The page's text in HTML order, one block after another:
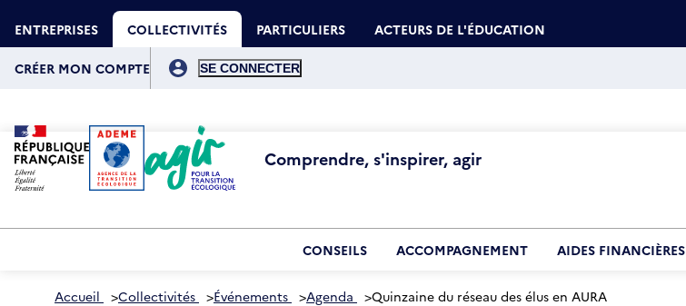
au
contenu
principal
ENTREPRISES COLLECTIVITÉS PARTICULIERS ACTEURS DE L'ÉDUCATION
compte
CRÉER MON COMPTE
Comprendre, s'inspirer, agir
CONSEILS ACCOMPAGNEMENT AIDES FINANCIÈRES
Accueil >Collectivités >Événements >Agenda >Quinzaine du réseau des élus en AURA